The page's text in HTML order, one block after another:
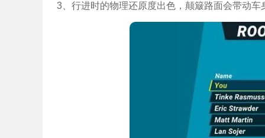
3、行进时的物理还原度出色，颠簸路面会带动